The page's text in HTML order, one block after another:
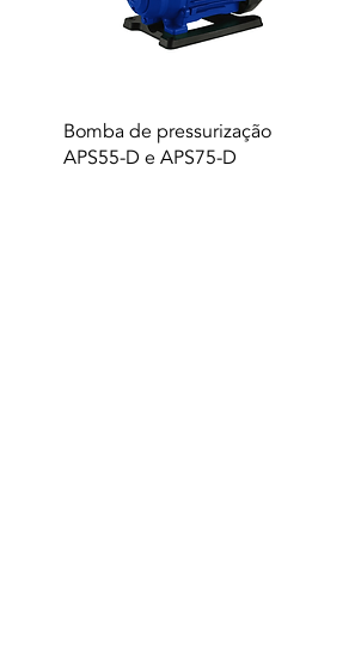
Quick View
Bomba de pressurização
APS55-D e APS75-D